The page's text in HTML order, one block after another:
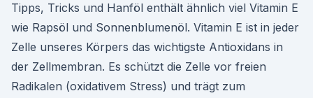
Tipps, Tricks und Hanföl enthält ähnlich viel Vitamin E
wie Rapsöl und Sonnenblumenöl. Vitamin E ist in jeder
Zelle unseres Körpers das wichtigste Antioxidans in
der Zellmembran. Es schützt die Zelle vor freien
Radikalen (oxidativem Stress) und trägt zum